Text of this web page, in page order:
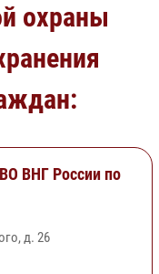
охраны
ВНГ России по
д. 26